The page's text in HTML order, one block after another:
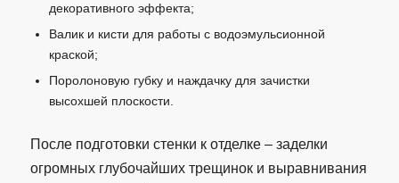
декоративного эффекта;
Валик и кисти для работы с водоэмульсионной
краской;
Поролоновую губку и наждачку для зачистки
высохшей плоскости.
После подготовки стенки к отделке – заделки
огромных глубочайших трещинок и выравнивания